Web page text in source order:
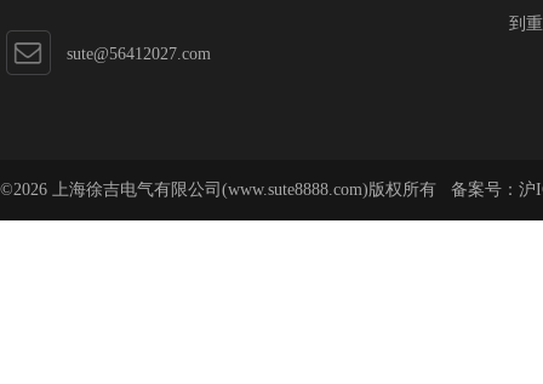
sute@56412027.com
到
©2026 上海徐吉电气有限公司(www.sute8888.com)版权所有 备案号： 沪